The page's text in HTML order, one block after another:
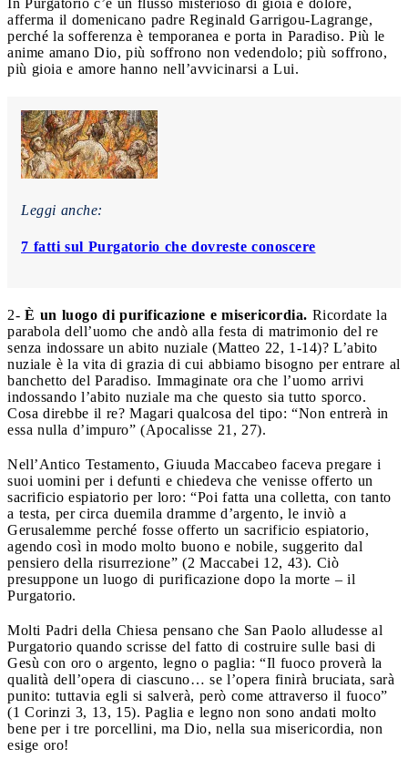
afferma il domenicano padre Reginald Garrigou-Lagrange,
perché la sofferenza è temporanea e porta in Paradiso. Più le
anime amano Dio, più soffrono non vedendolo; più soffrono,
più gioia e amore hanno nell’avvicinarsi a Lui.
Leggi anche:
7 fatti sul Purgatorio che dovreste conoscere
2- È un luogo di purificazione e misericordia. Ricordate la
parabola dell’uomo che andò alla festa di matrimonio del re
senza indossare un abito nuziale (Matteo 22, 1-14)? L’abito
nuziale è la vita di grazia di cui abbiamo bisogno per entrare al
banchetto del Paradiso. Immaginate ora che l’uomo arrivi
indossando l’abito nuziale ma che questo sia tutto sporco.
Cosa direbbe il re? Magari qualcosa del tipo: “Non entrerà in
essa nulla d’impuro” (Apocalisse 21, 27).
Nell’Antico Testamento, Giuuda Maccabeo faceva pregare i
suoi uomini per i defunti e chiedeva che venisse offerto un
sacrificio espiatorio per loro: “Poi fatta una colletta, con tanto
a testa, per circa duemila dramme d’argento, le inviò a
Gerusalemme perché fosse offerto un sacrificio espiatorio,
agendo così in modo molto buono e nobile, suggerito dal
pensiero della risurrezione” (2 Maccabei 12, 43). Ciò
presuppone un luogo di purificazione dopo la morte – il
Purgatorio.
Molti Padri della Chiesa pensano che San Paolo alludesse al
Purgatorio quando scrisse del fatto di costruire sulle basi di
Gesù con oro o argento, legno o paglia: “Il fuoco proverà la
qualità dell’opera di ciascuno… se l’opera finirà bruciata, sarà
punito: tuttavia egli si salverà, però come attraverso il fuoco”
(1 Corinzi 3, 13, 15). Paglia e legno non sono andati molto
bene per i tre porcellini, ma Dio, nella sua misericordia, non
esige oro!